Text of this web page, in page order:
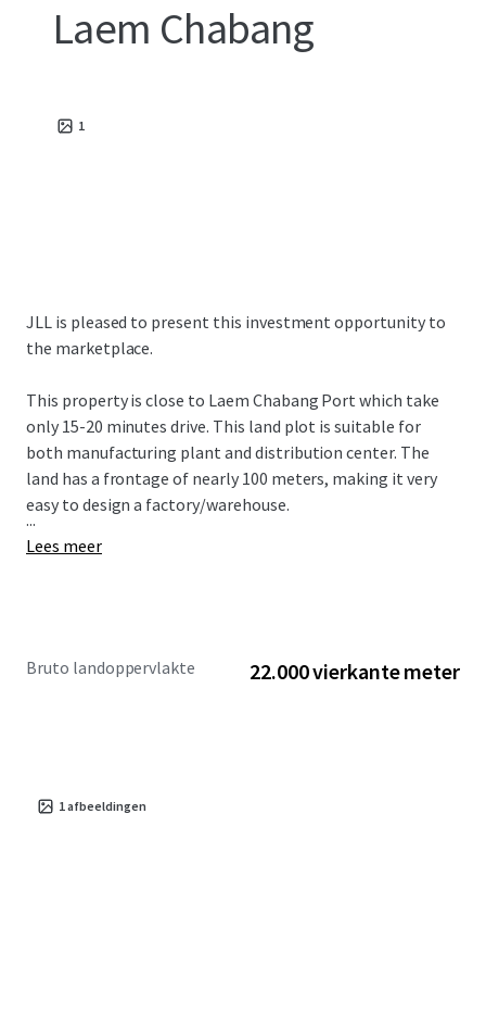
Laem Chabang
1
JLL is pleased to present this investment opportunity to
the marketplace.
This property is close to Laem Chabang Port which take
only 15-20 minutes drive. This land plot is suitable for
both manufacturing plant and distribution center. The
land has a frontage of nearly 100 meters, making it very
easy to design a factory/warehouse.
...
Lees meer
Bruto landoppervlakte 22.000 vierkante meter
1afbeeldingen